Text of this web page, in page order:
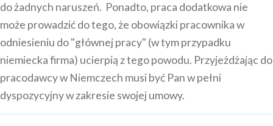
do żadnych naruszeń. Ponadto, praca dodatkowa nie
może prowadzić do tego, że obowiązki pracownika w
odniesieniu do "głównej pracy" (w tym przypadku
niemiecka firma) ucierpią z tego powodu. Przyjeżdżając do
pracodawcy w Niemczech musi być Pan w pełni
dyspozycyjny w zakresie swojej umowy.